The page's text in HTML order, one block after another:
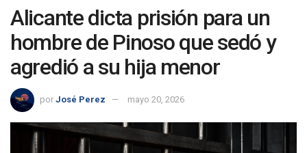
Alicante dicta prisión para un
hombre de Pinoso que sedó y
agredió a su hija menor
por José Perez mayo 20, 2026